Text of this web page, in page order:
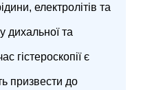
електролітів та
дихальної та
гістероскопії є
призвести до